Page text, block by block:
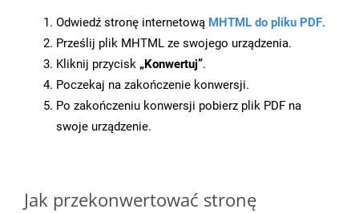
Odwiedź stronę internetową MHTML do pliku PDF.
Prześlij plik MHTML ze swojego urządzenia.
Kliknij przycisk „Konwertuj”.
Poczekaj na zakończenie konwersji.
Po zakończeniu konwersji pobierz plik PDF na
swoje urządzenie.
Jak przekonwertować stronę